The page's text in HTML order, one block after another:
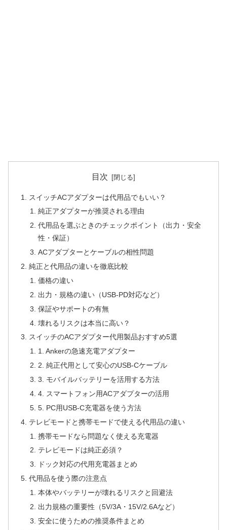
目次
スイッチACアダプターは代用品でもいい？
純正アダプターが推奨される理由
代用品を選ぶときのチェックポイント（出力・安全
性・保証）
ACアダプターとケーブルの相性問題
純正と代用品の違いを徹底比較
価格の違い
出力・規格の違い（USB-PD対応など）
保証やサポートの有無
壊れるリスクは本当に高い？
スイッチのACアダプター代用製品おすすめ5選
1. Ankerの急速充電アダプター
2. 純正代用として安心のUSB-Cケーブル
3. モバイルバッテリーを活用する方法
4. スマートフォン用ACアダプターの活用
5. PC用USB-C充電器を使う方法
テレビモードと携帯モードで使える代用品の違い
携帯モードなら問題なく使える充電器
テレビモードは純正必須？
ドック対応の代用充電器まとめ
代用品を使う際の注意点
本体やバッテリーが壊れるリスクと回避法
出力規格の重要性（5V/3A・15V/2.6Aなど）
安全に使うための推奨条件まとめ